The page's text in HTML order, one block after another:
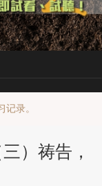
录。
）祷告，